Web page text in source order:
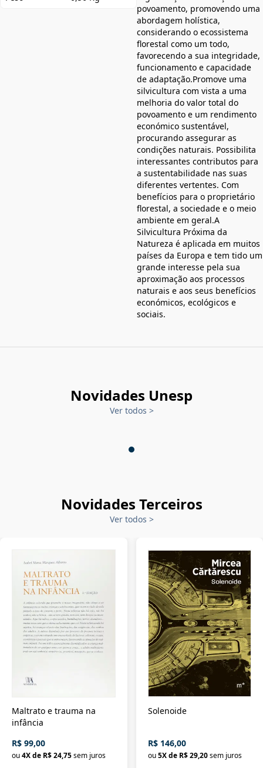
povoamento, promovendo uma
abordagem holística,
considerando o ecossistema
florestal como um todo,
favorecendo a sua integridade,
funcionamento e capacidade
de adaptação.Promove uma
silvicultura com vista a uma
melhoria do valor total do
povoamento e um rendimento
económico sustentável,
procurando assegurar as
condições naturais. Possibilita
interessantes contributos para
a sustentabilidade nas suas
diferentes vertentes. Com
benefícios para o proprietário
florestal, a sociedade e o meio
ambiente em geral.A
Silvicultura Próxima da
Natureza é aplicada em muitos
países da Europa e tem tido um
grande interesse pela sua
aproximação aos processos
naturais e aos seus benefícios
económicos, ecológicos e
sociais.
Novidades Unesp
Ver todos >
Novidades Terceiros
Ver todos >
Maltrato e trauma na
infância
R$ 99,00
ou4X de R$ 24,75sem juros
Solenoide
R$ 146,00
ou 5X de R$ 29,20 sem juros